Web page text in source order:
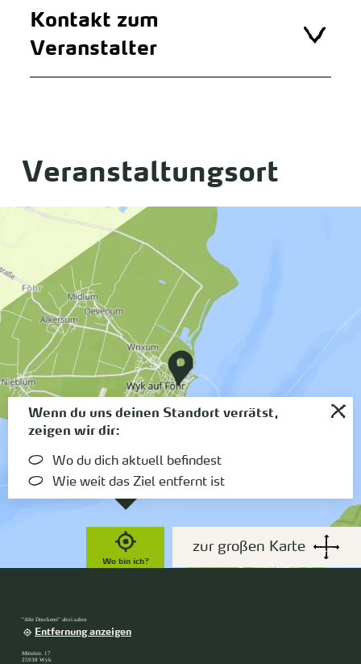
Kontakt zum
Veranstalter
Veranstaltungsort
Wo bin ich?
Wenn du uns deinen Standort verrätst,
zeigen wir dir:
Wo du dich aktuell befindest
Wie weit das Ziel entfernt ist
zur großen Karte
"Alte Druckerei" ahoi.salon
Entfernung anzeigen
Mittelstr. 17
25938 Wyk